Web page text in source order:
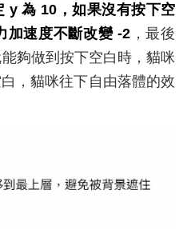
y 為 10，如果沒有按下空
加速度不斷改變 -2，最後
夠做到按下空白時，貓咪
，貓咪往下自由落體的效